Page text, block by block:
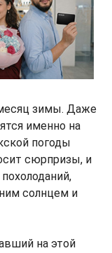
зимы. Даже
именно на
погоды
сюрпризы, и
солнцем и
на этой